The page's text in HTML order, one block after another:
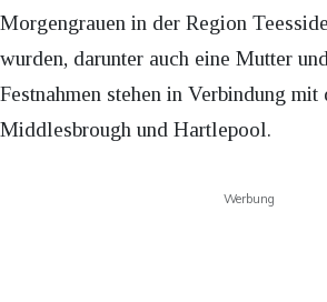
Morgengrauen in der Region
wurden, darunter auch eine Mutter
Festnahmen stehen in Verbindung mit
Middlesbrough und Hartlepool.
Werbung